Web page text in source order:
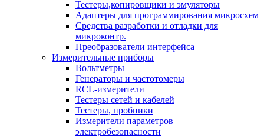
Тестеры,копировщики и эмуляторы
Адаптеры для программирования микросхем
Cредства разработки и отладки для
микроконтр.
Преобразователи интерфейса
Измерительные приборы
Вольтметры
Генераторы и частотомеры
RCL-измерители
Тестеры сетей и кабелей
Тестеры, пробники
Измерители параметров
электробезопасности